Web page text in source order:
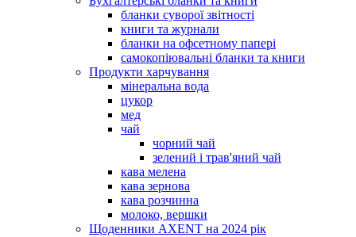
бланки суворої звітності
книги та журнали
бланки на офсетному папері
самокопіювальні бланки та книги
Продукти харчування
мінеральна вода
цукор
мед
чай
чорний чай
зелений і трав'яний чай
кава мелена
кава зернова
кава розчинна
молоко, вершки
Щоденники AXENT на 2024 рік